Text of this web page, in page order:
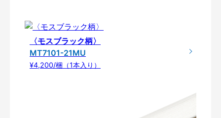
〈モスブラック柄〉
MT7101-21MU
¥4,200/梱（1本入り）